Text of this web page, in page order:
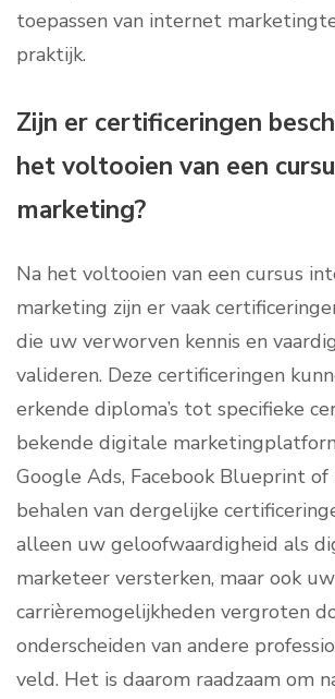
toepassen van internet
praktijk.
Zijn er certificeringen
het voltooien van een
marketing?
Na het voltooien van een cursus
marketing zijn er vaak
die uw verworven kennis en
valideren. Deze certificeringen
erkende diploma’s tot specifieke
bekende digitale
Google Ads, Facebook Blueprint
behalen van dergelijke
alleen uw geloofwaardigheid als
marketeer versterken, maar ook uw
carrièremogelijkheden vergroten
onderscheiden van andere
veld. Het is daarom raadzaam om